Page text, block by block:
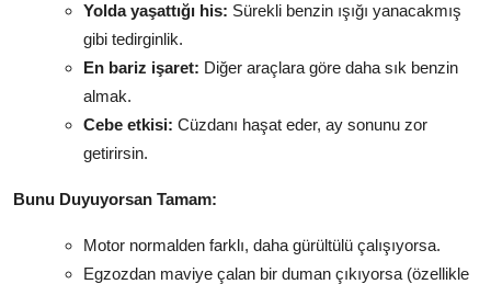
Yolda yaşattığı his: Sürekli benzin ışığı yanacakmış
gibi tedirginlik.
En bariz işaret: Diğer araçlara göre daha sık benzin
almak.
Cebe etkisi: Cüzdanı haşat eder, ay sonunu zor
getirirsin.
Bunu Duyuyorsan Tamam:
Motor normalden farklı, daha gürültülü çalışıyorsa.
Egzozdan maviye çalan bir duman çıkıyorsa (özellikle